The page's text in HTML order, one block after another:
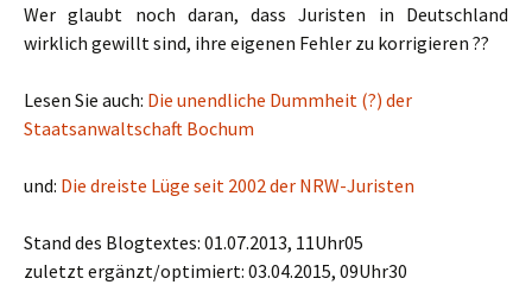
Wer glaubt noch daran, dass Juristen in Deutschland
wirklich gewillt sind, ihre eigenen Fehler zu korrigieren ??
Lesen Sie auch: Die unendliche Dummheit (?) der
Staatsanwaltschaft Bochum
und: Die dreiste Lüge seit 2002 der NRW-Juristen
Stand des Blogtextes: 01.07.2013, 11Uhr05
zuletzt ergänzt/optimiert: 03.04.2015, 09Uhr30